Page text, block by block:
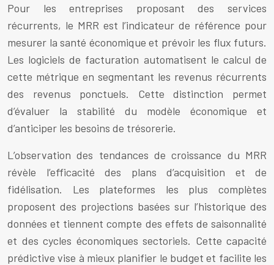
Pour les entreprises proposant des services
récurrents, le MRR est l’indicateur de référence pour
mesurer la santé économique et prévoir les flux futurs.
Les logiciels de facturation automatisent le calcul de
cette métrique en segmentant les revenus récurrents
des revenus ponctuels. Cette distinction permet
d’évaluer la stabilité du modèle économique et
d’anticiper les besoins de trésorerie.
L’observation des tendances de croissance du MRR
révèle l’efficacité des plans d’acquisition et de
fidélisation. Les plateformes les plus complètes
proposent des projections basées sur l’historique des
données et tiennent compte des effets de saisonnalité
et des cycles économiques sectoriels. Cette capacité
prédictive vise à mieux planifier le budget et facilite les